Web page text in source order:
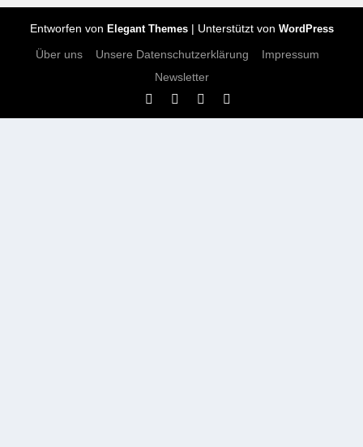
Entworfen von Elegant Themes| Unterstützt von WordPress
Über uns Unsere Datenschutzerklärung
Impressum
Newsletter